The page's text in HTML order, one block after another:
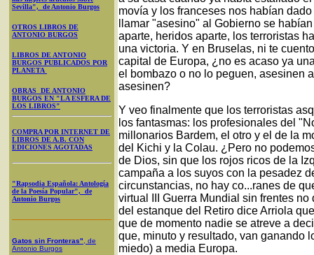
Sevilla", de Antonio Burgos
OTROS LIBROS DE
ANTONIO BURGOS
LIBROS DE ANTONIO
BURGOS PUBLICADOS POR
PLANETA
OBRAS DE ANTONIO
BURGOS EN "LA ESFERA DE
LOS LIBROS"
COMPRA POR INTERNET DE
LIBROS DE A.B. CON
EDICIONES AGOTADAS
"Rapsodia Española: Antología
de la Poesía Popular", de
Antonio Burgos
Gatos sin Fronteras" , de
Antonio Burgos
movía y los franceses nos habían
llamar "asesino" al Gobierno se
aparte, heridos aparte, los terroristas
una victoria. Y en Bruselas, ni te
capital de Europa, ¿no es acaso ya
el bombazo o no lo peguen, asesinen
asesinen?
Y veo finalmente que los terroristas
los fantasmas: los profesionales del
millonarios Bardem, el otro y el de la
del Kichi y la Colau. ¿Pero no
de Dios, sin que los rojos ricos de la
campaña a los suyos con la pesadez
circunstancias, no hay co...ranes de
virtual III Guerra Mundial sin frentes
del estanque del Retiro dice Arriola
que de momento nadie se atreve a
que, minuto y resultado, van ganando
miedo) a media Europa.